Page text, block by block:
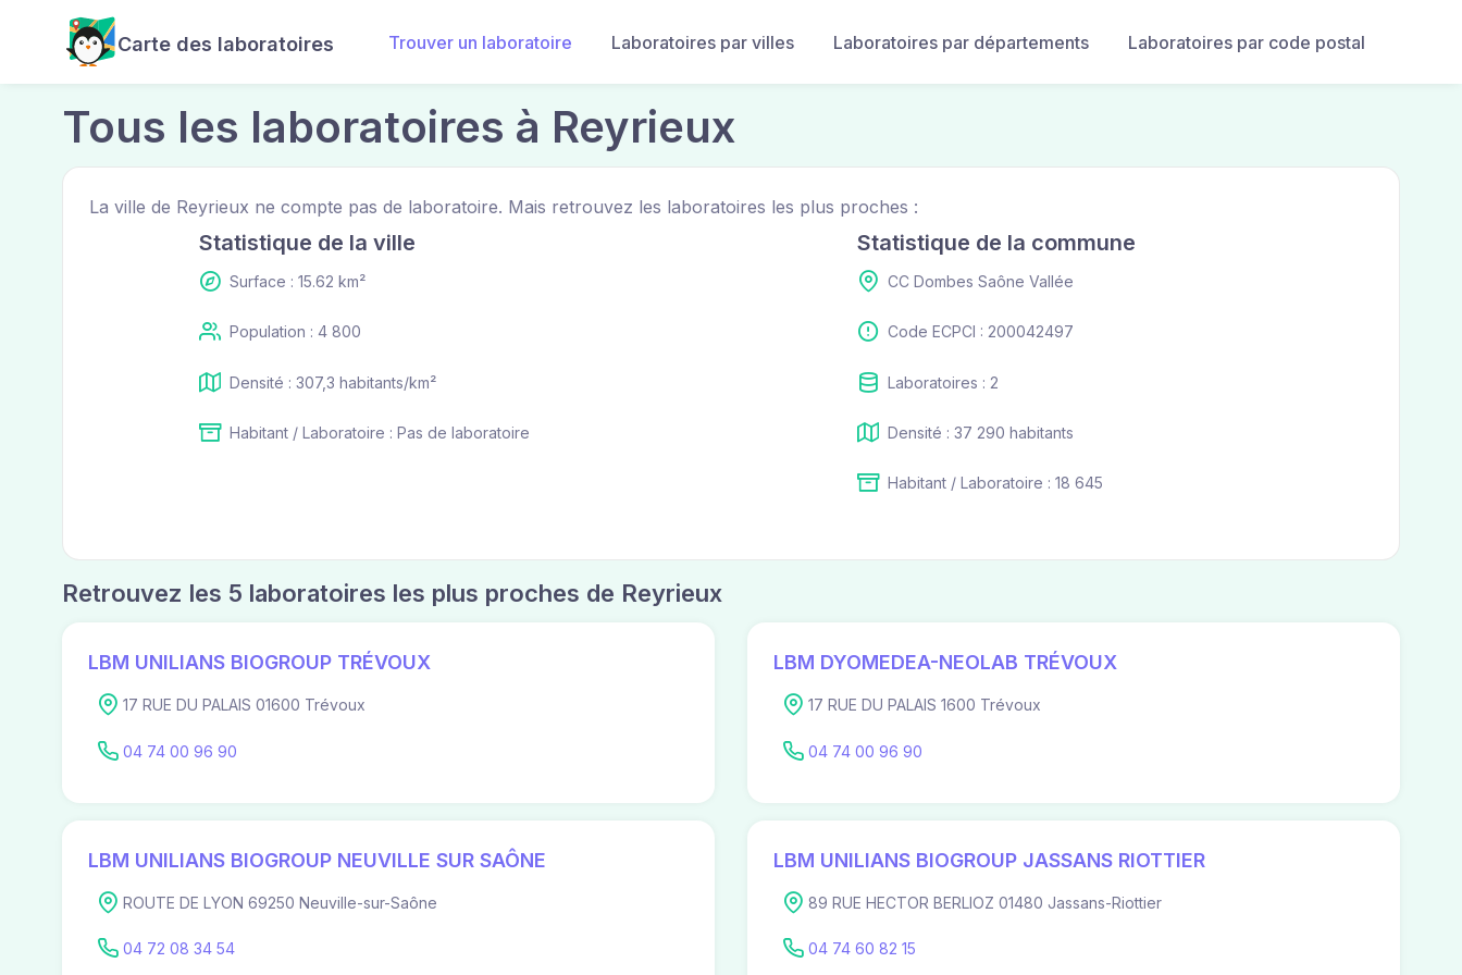
Carte des laboratoires Trouver un laboratoire Laboratoires par villes Laboratoires par départements Laboratoires par code postal
Tous les laboratoires à Reyrieux
La ville de Reyrieux ne compte pas de laboratoire. Mais retrouvez les laboratoires les plus proches :
Statistique de la ville
Surface : 15.62 km²
Population : 4 800
Densité : 307,3 habitants/km²
Habitant / Laboratoire : Pas de laboratoire
Statistique de la commune
CC Dombes Saône Vallée
Code ECPCI : 200042497
Laboratoires : 2
Densité : 37 290 habitants
Habitant / Laboratoire : 18 645
Retrouvez les 5 laboratoires les plus proches de Reyrieux
LBM UNILIANS BIOGROUP TRÉVOUX
17 RUE DU PALAIS 01600 Trévoux
04 74 00 96 90
LBM DYOMEDEA-NEOLAB TRÉVOUX
17 RUE DU PALAIS 1600 Trévoux
04 74 00 96 90
LBM UNILIANS BIOGROUP NEUVILLE SUR SAÔNE
ROUTE DE LYON 69250 Neuville-sur-Saône
04 72 08 34 54
LBM UNILIANS BIOGROUP JASSANS RIOTTIER
89 RUE HECTOR BERLIOZ 01480 Jassans-Riottier
04 74 60 82 15